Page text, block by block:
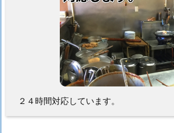
２４時間対応しています。